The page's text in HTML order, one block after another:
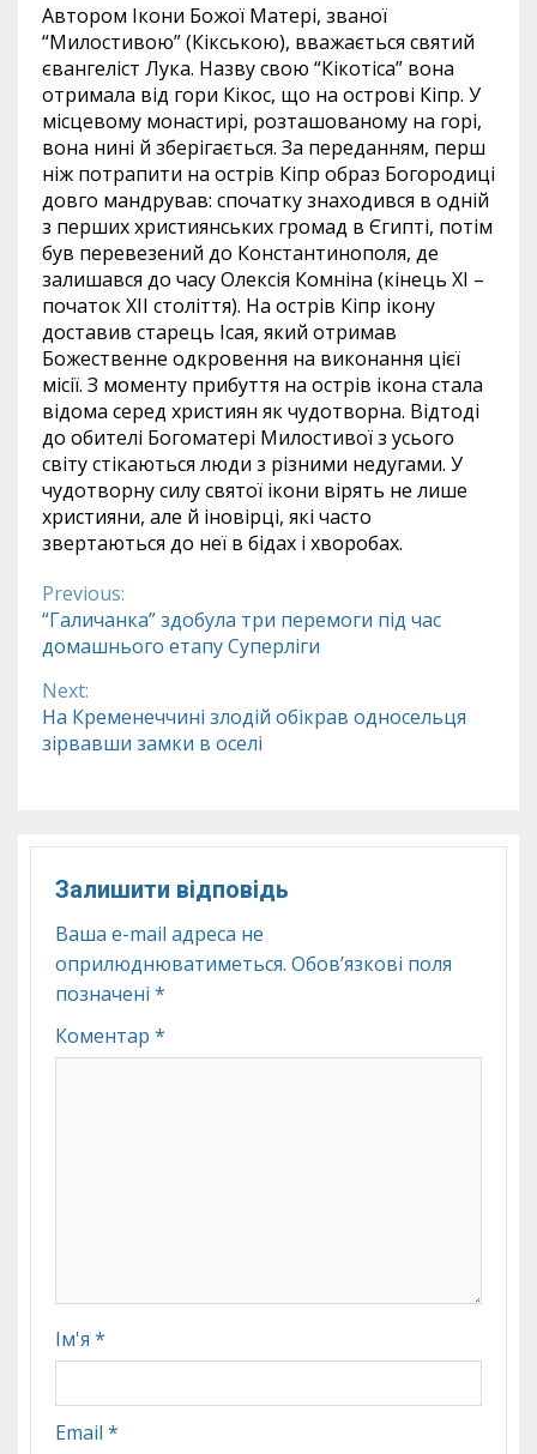
Автором Ікони Божої Матері, званої
“Милостивою” (Кікською), вважається святий
євангеліст Лука. Назву свою “Кікотіса” вона
отримала від гори Кікос, що на острові Кіпр. У
місцевому монастирі, розташованому на горі,
вона нині й зберігається. За переданням, перш
ніж потрапити на острів Кіпр образ Богородиці
довго мандрував: спочатку знаходився в одній
з перших християнських громад в Єгипті, потім
був перевезений до Константинополя, де
залишався до часу Олексія Комніна (кінець XI –
початок XII століття). На острів Кіпр ікону
доставив старець Ісая, який отримав
Божественне одкровення на виконання цієї
місії. З моменту прибуття на острів ікона стала
відома серед християн як чудотворна. Відтоді
до обителі Богоматері Милостивої з усього
світу стікаються люди з різними недугами. У
чудотворну силу святої ікони вірять не лише
християни, але й іновірці, які часто
звертаються до неї в бідах і хворобах.
Continue
Reading
Previous:
“Галичанка” здобула три перемоги під час
домашнього етапу Суперліги
Next:
На Кременеччині злодій обікрав односельця
зірвавши замки в оселі
Залишити відповідь
Ваша e-mail адреса не
оприлюднюватиметься. Обов’язкові поля
позначені *
Коментар *
Ім'я *
Email *